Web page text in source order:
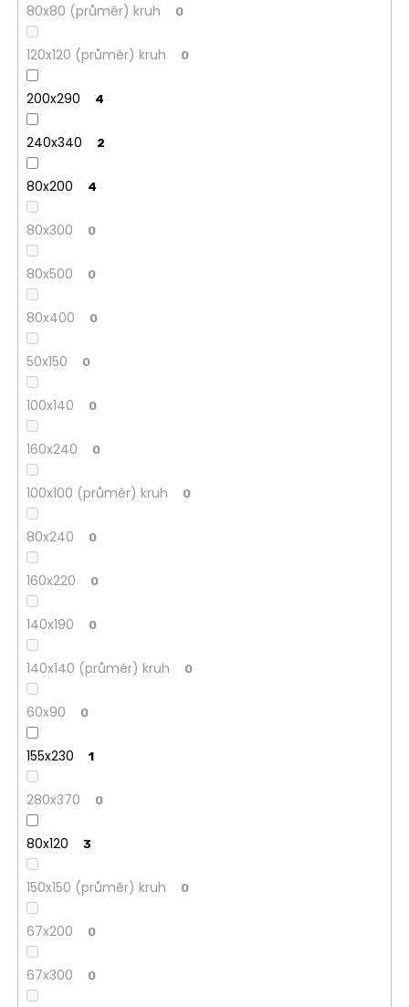
80x80 (průměr) kruh 0
120x120 (průměr) kruh 0
200x290 4
240x340 2
80x200 4
80x300 0
80x500 0
80x400 0
50x150 0
100x140 0
160x240 0
100x100 (průměr) kruh 0
80x240 0
160x220 0
140x190 0
140x140 (průměr) kruh 0
60x90 0
155x230 1
280x370 0
80x120 3
150x150 (průměr) kruh 0
67x200 0
67x300 0